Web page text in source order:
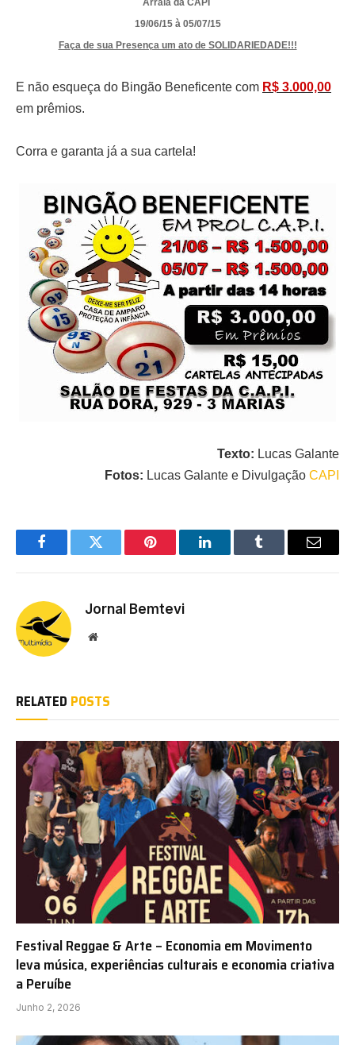
Arraiá da CAPI
19/06/15 à 05/07/15
Faça de sua Presença um ato de SOLIDARIEDADE!!!
E não esqueça do Bingão Beneficente com R$ 3.000,00
em prêmios.
Corra e garanta já a sua cartela!
Texto: Lucas Galante
Fotos: Lucas Galante e Divulgação CAPI
FacebookTwitter Pinterest LinkedInTumblr Email
Jornal Bemtevi
Website
RELATED POSTS
Festival Reggae & Arte – Economia em Movimento
leva música, experiências culturais e economia criativa
a Peruíbe
Junho 2, 2026